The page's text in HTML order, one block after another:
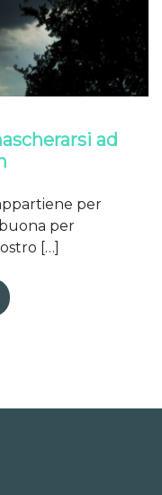
ad
per
per
[…]